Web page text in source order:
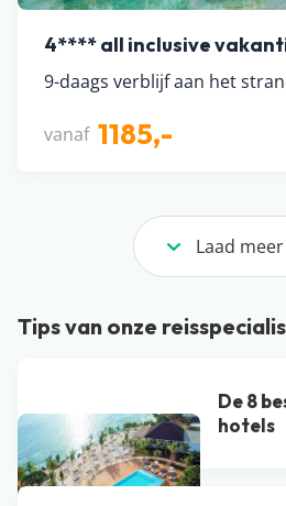
4**** all inclusive
9-daags verblijf aan het
vanaf 1185,-
Laad
Tips van onze
De 8
hotels